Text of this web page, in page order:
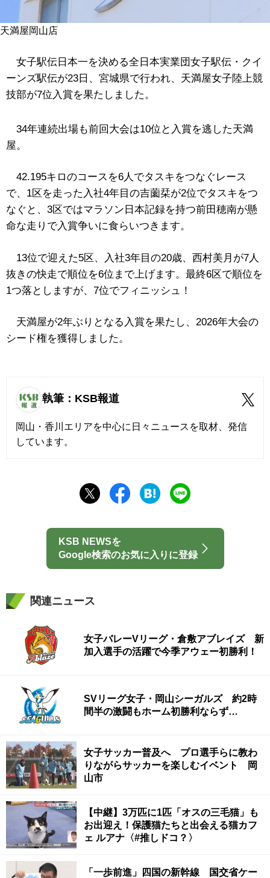
天満屋岡山店
女子駅伝日本一を決める全日本実業団女子駅伝・クイ
ーンズ駅伝が23日、宮城県で行われ、天満屋女子陸上競
技部が7位入賞を果たしました。
34年連続出場も前回大会は10位と入賞を逃した天満
屋。
42.195キロのコースを6人でタスキをつなぐレース
で、1区を走った入社4年目の吉薗栞が2位でタスキをつ
なぐと、3区ではマラソン日本記録を持つ前田穂南が懸
命な走りで入賞争いに食らいつきます。
13位で迎えた5区、入社3年目の20歳、西村美月が7人
抜きの快走で順位を6位まで上げます。最終6区で順位を
1つ落としますが、7位でフィニッシュ！
天満屋が2年ぶりとなる入賞を果たし、2026年大会の
シード権を獲得しました。
執筆：KSB報道
岡山・香川エリアを中心に日々ニュースを取材、発信
しています。
KSB NEWSを
Google検索のお気に入りに登録
関連ニュース
女子バレーVリーグ・倉敷アブレイズ 新
加入選手の活躍で今季アウェー初勝利！
SVリーグ女子・岡山シーガルズ 約2時
間半の激闘もホーム初勝利ならず…
女子サッカー普及へ プロ選手らに教わ
りながらサッカーを楽しむイベント 岡
山市
【中継】3万匹に1匹「オスの三毛猫」も
お出迎え！保護猫たちと出会える猫カフ
ェ ルアナ〈#推しドコ？〉
「一歩前進」四国の新幹線 国交省ケー